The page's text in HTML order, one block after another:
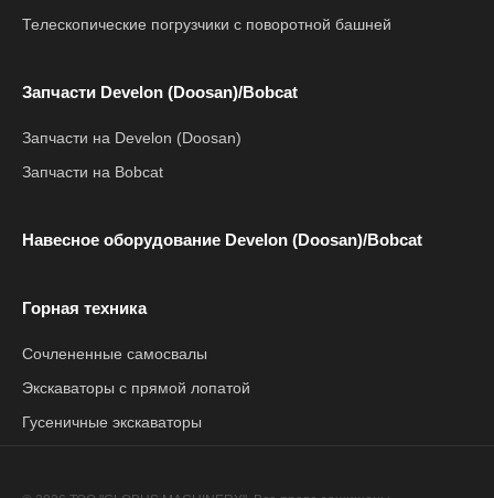
Телескопические погрузчики с поворотной башней
Запчасти Develon (Doosan)/Bobcat
Запчасти на Develon (Doosan)
Запчасти на Bobcat
Навесное оборудование Develon (Doosan)/Bobcat
Горная техника
Сочлененные самосвалы
Экскаваторы с прямой лопатой
Гусеничные экскаваторы